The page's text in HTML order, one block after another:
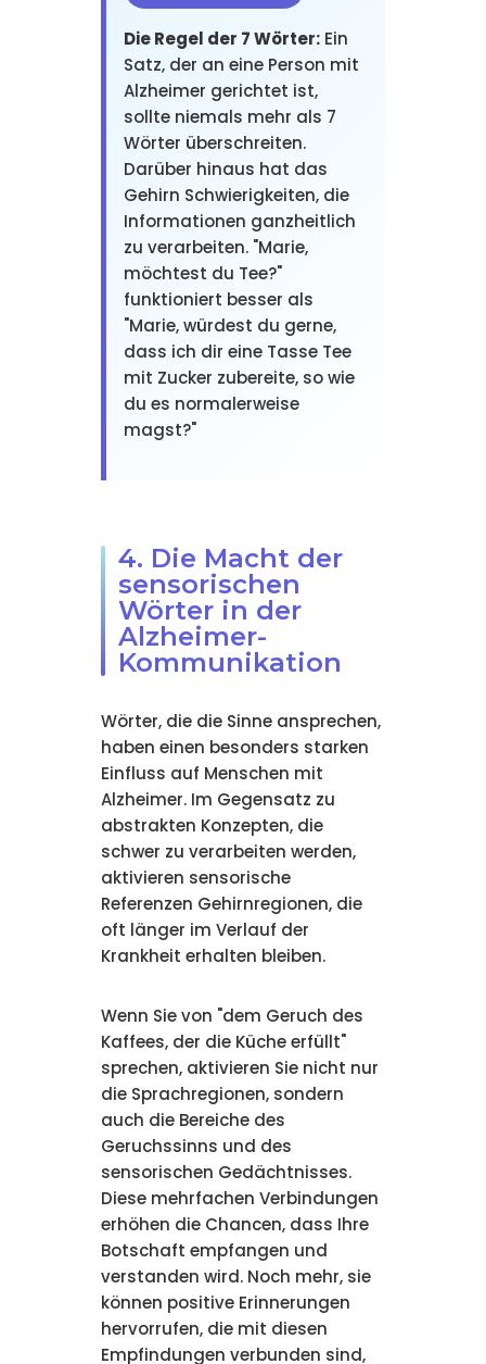
Die Regel der 7 Wörter:Ein
Satz, der an eine Person mit
Alzheimer gerichtet ist,
sollte niemals mehr als 7
Wörter überschreiten.
Darüber hinaus hat das
Gehirn Schwierigkeiten, die
Informationen ganzheitlich
zu verarbeiten. "Marie,
möchtest du Tee?"
funktioniert besser als
"Marie, würdest du gerne,
dass ich dir eine Tasse Tee
mit Zucker zubereite, so wie
du es normalerweise
magst?"
4. Die Macht der
sensorischen
Wörter in der
Alzheimer-
Kommunikation
Wörter, die die Sinne ansprechen,
haben einen besonders starken
Einfluss auf Menschen mit
Alzheimer. Im Gegensatz zu
abstrakten Konzepten, die
schwer zu verarbeiten werden,
aktivieren sensorische
Referenzen Gehirnregionen, die
oft länger im Verlauf der
Krankheit erhalten bleiben.
Wenn Sie von "dem Geruch des
Kaffees, der die Küche erfüllt"
sprechen, aktivieren Sie nicht nur
die Sprachregionen, sondern
auch die Bereiche des
Geruchssinns und des
sensorischen Gedächtnisses.
Diese mehrfachen Verbindungen
erhöhen die Chancen, dass Ihre
Botschaft empfangen und
verstanden wird. Noch mehr, sie
können positive Erinnerungen
hervorrufen, die mit diesen
Empfindungen verbunden sind,